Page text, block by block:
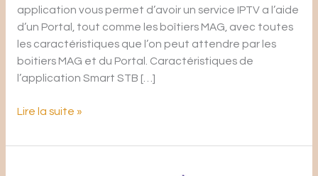
application vous permet d’avoir un service IPTV a l’aide
d’un Portal, tout comme les boîtiers MAG, avec toutes
les caractéristiques que l’on peut attendre par les
boitiers MAG et du Portal. Caractéristiques de
l’application Smart STB […]
Lire la suite »